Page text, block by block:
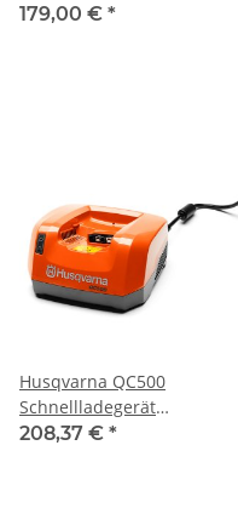
179,00 € *
Husqvarna QC500
Schnellladegerät
(500W/230V)
208,37 € *